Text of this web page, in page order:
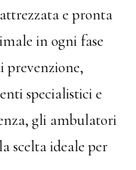
e pronta
in ogni fase
prevenzione,
specialistici e
gli ambulatori
scelta ideale per